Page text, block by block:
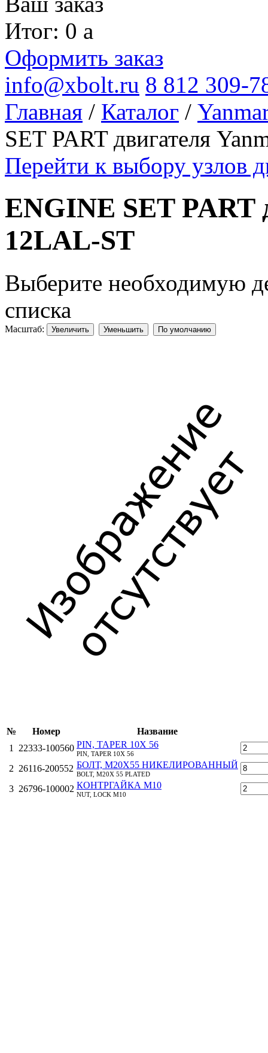
Итог: 0 a
Оформить заказ
info@xbolt.ru 8 812 309-
Главная / Каталог /
SET PART двигателя
Перейти к выбору узлов
ENGINE SET PART
12LAL-ST
Выберите необходимую
списка
Масштаб: Увеличить Уменьшить По умолчанию
№ Номер
Название
1
22333-100560 PIN, TAPER 10X 56
PIN, TAPER 10X 56
2 26116-200552 БОЛТ, M20Х55 НИКЕЛИРОВАННЫЙ
BOLT, M20X 55 PLATED
3 26796-100002 КОНТРГАЙКА M10
NUT, LOCK M10